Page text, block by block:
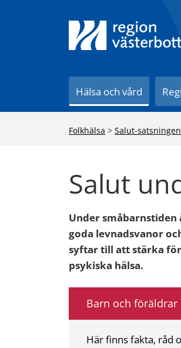
Hälsa och vård
Folkhälsa > Salut-
Salut
Under
goda levnadsvanor
syftar till att stärka
psykiska hälsa.
Barn och föräldrar
Här finns fakta, råd